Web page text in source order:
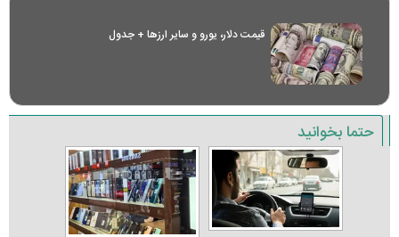
قیمت دلار، یورو و سایر ارز‌ها + جدول
حتما بخوانید